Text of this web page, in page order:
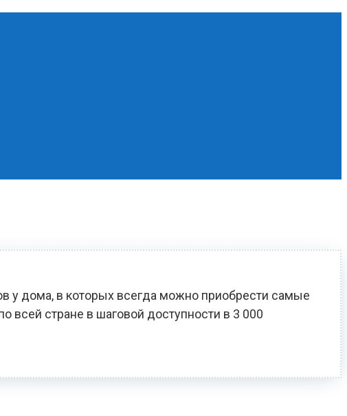
у дома, в которых всегда можно приобрести самые
всей стране в шаговой доступности в 3 000